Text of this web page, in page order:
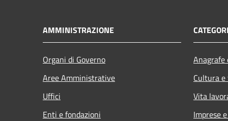
AMMINISTRAZIONE
Organi di Governo
Aree Amministrative
Uffici
Enti e fondazioni
Cultura
Vita
Imprese